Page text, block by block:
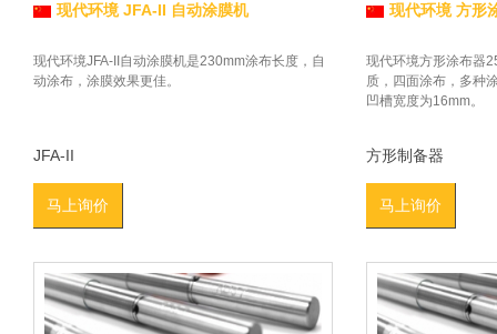
现代环境 JFA-II 自动涂膜机
现代环境JFA-II自动涂膜机是230mm涂布长度，自
动涂布，涂膜效果更佳。
JFA-II
马上询价
现代环境 方形
现代环境方形涂布器
质，四面涂布，多种
凹槽宽度为16mm。
方形制备器
马上询价